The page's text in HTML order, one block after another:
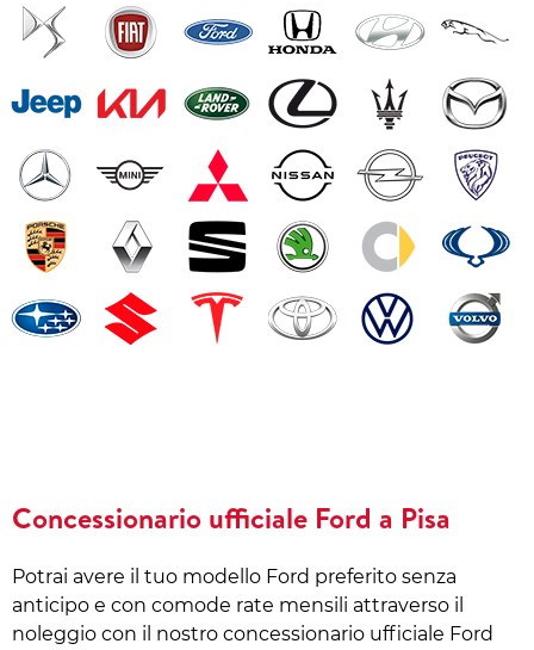
Concessionario ufficiale Ford a Pisa
Potrai avere il tuo modello Ford preferito senza
anticipo e con comode rate mensili attraverso il
noleggio con il nostro concessionario ufficiale Ford